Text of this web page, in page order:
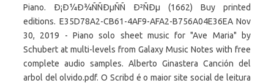
Piano. Ð¡Ð¼Ð¾ÑÑÐµÑÑ Ð²ÑÐµ (1662) Buy printed
editions. E35D78A2-CB61-4AF9-AFA2-B756A04E36EA Nov
30, 2019 - Piano solo sheet music for "Ave Maria" by
Schubert at multi-levels from Galaxy Music Notes with free
complete audio samples. Alberto Ginastera Canción del
arbol del olvido.pdf. O Scribd é o maior site social de leitura